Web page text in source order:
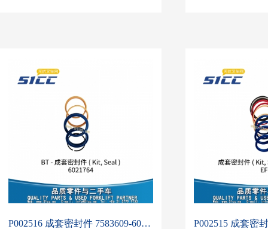
P002516 成套密封件 7583609-6021764